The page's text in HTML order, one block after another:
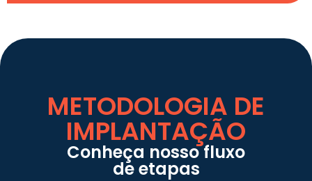
METODOLOGIA DE
IMPLANTAÇÃO
Conheça nosso fluxo
de etapas